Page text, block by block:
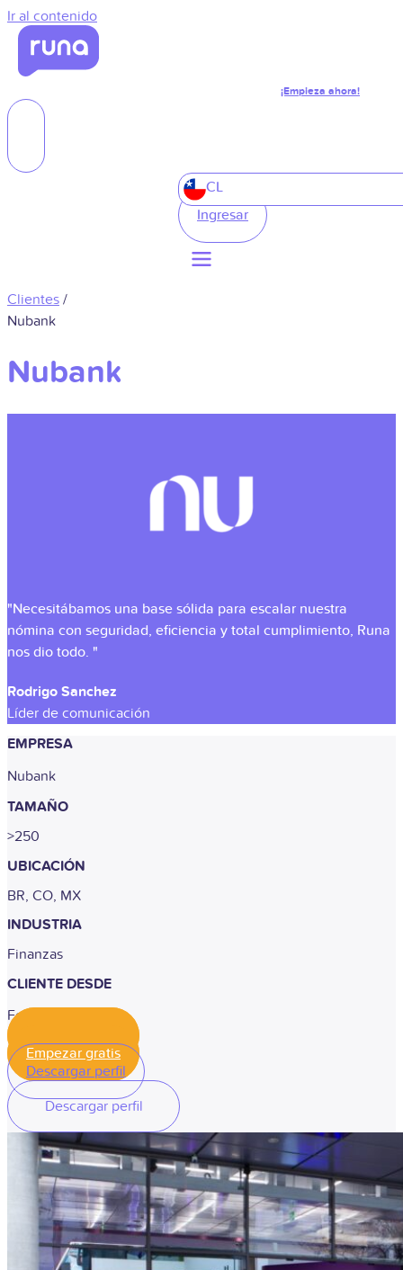
Ir al contenido
¡Empieza ahora!
CL
Ingresar
Clientes /
Nubank
Nubank
"Necesitábamos una base sólida para escalar nuestra
nómina con seguridad, eficiencia y total cumplimiento, Runa
nos dio todo. "
Rodrigo Sanchez
Líder de comunicación
EMPRESA
Nubank
TAMAÑO
>250
UBICACIÓN
BR, CO, MX
INDUSTRIA
Finanzas
CLIENTE DESDE
Febrero, 2019
Empezar gratis
Descargar perfil
Descargar perfil